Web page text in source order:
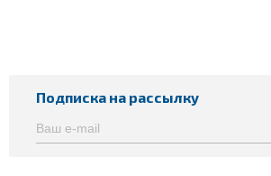
Подписка на рассылку